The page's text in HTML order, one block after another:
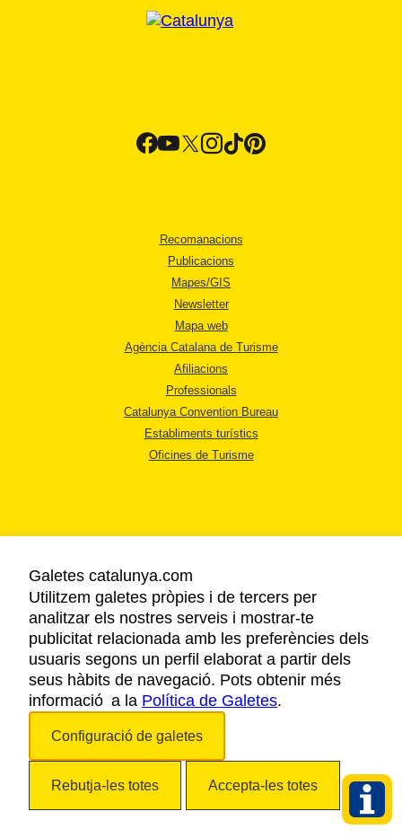
Recomanacions
Publicacions
Mapes/GIS
Newsletter
Mapa web
Agència Catalana de Turisme
Afiliacions
Professionals
Catalunya Convention Bureau
Establiments turístics
Oficines de Turisme
AVÍS LEGAL
POLÍTICA DE PRIVACITAT
COOKIES
Copyright © 2026. Agència Catalana de Turisme. Tots els drets reservats.
Galetes catalunya.com
Utilitzem galetes pròpies i de tercers per
analitzar els nostres serveis i mostrar-te
publicitat relacionada amb les preferències dels
usuaris segons un perfil elaborat a partir dels
seus hàbits de navegació. Pots obtenir més
informació a la Política de Galetes.
Configuració de galetes
Rebutja-les totes Accepta-les totes